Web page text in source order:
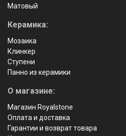
Матовый
Керамика:
Мозаика
Клинкер
Ступени
Панно из керамики
О магазине:
Магазин Royalstone
Оплата и доставка
Гарантии и возврат товара